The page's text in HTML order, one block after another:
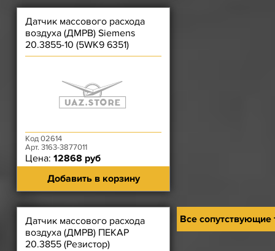
Датчик массового расхода
воздуха (ДМРВ) Siemens
20.3855-10 (5WK9 6351)
Код 02614
Арт. 3163-3877011
Цена: 12868 руб
Добавить в корзину
Датчик массового расхода
воздуха (ДМРВ) ПЕКАР
20.3855 (Резистор)
Все сопутствующие